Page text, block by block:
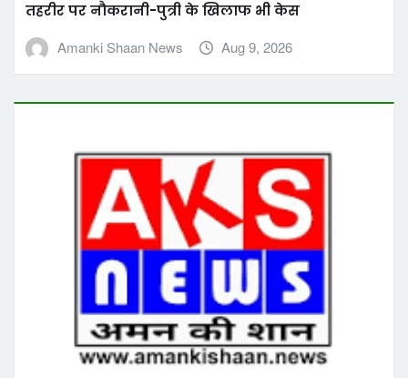
तहरीर पर नौकरानी-पुत्री के खिलाफ भी केस
Amanki Shaan News
Aug 9, 2026